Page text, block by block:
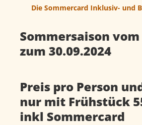
Die Sommercard Inklusiv- und
Sommersaison vom
zum 30.09.2024
Preis pro Person
nur mit Frühstück
inkl Sommercard